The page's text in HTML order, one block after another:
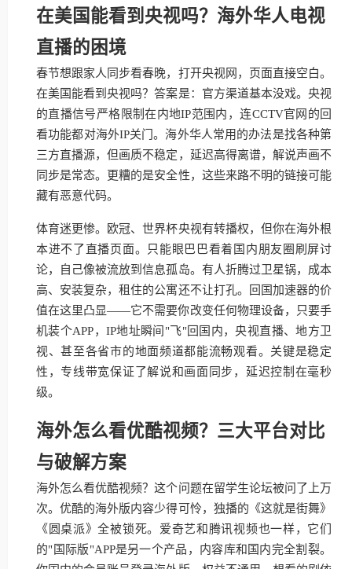
在美国能看到央视吗？海外华人电视
直播的困境
春节想跟家人同步看春晚，打开央视网，页面直接空白。
在美国能看到央视吗？答案是：官方渠道基本没戏。央视
的直播信号严格限制在内地IP范围内，连CCTV官网的回
看功能都对海外IP关门。海外华人常用的办法是找各种第
三方直播源，但画质不稳定，延迟高得离谱，解说声画不
同步是常态。更糟的是安全性，这些来路不明的链接可能
藏有恶意代码。
体育迷更惨。欧冠、世界杯央视有转播权，但你在海外根
本进不了直播页面。只能眼巴巴看着国内朋友圈刷屏讨
论，自己像被流放到信息孤岛。有人折腾过卫星锅，成本
高、安装复杂，租住的公寓还不让打孔。回国加速器的价
值在这里凸显——它不需要你改变任何物理设备，只要手
机装个APP，IP地址瞬间"飞"回国内，央视直播、地方卫
视、甚至各省市的地面频道都能流畅观看。关键是稳定
性，专线带宽保证了解说和画面同步，延迟控制在毫秒
级。
海外怎么看优酷视频？三大平台对比
与破解方案
海外怎么看优酷视频？这个问题在留学生论坛被问了上万
次。优酷的海外版内容少得可怜，独播的《这就是街舞》
《圆桌派》全被锁死。爱奇艺和腾讯视频也一样，它们
的"国际版"APP是另一个产品，内容库和国内完全割裂。